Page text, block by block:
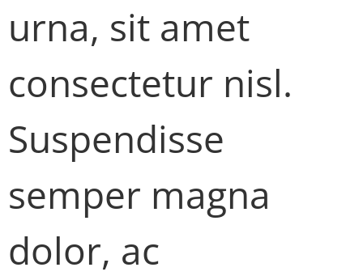
urna, sit amet
consectetur nisl.
Suspendisse
semper magna
dolor, ac